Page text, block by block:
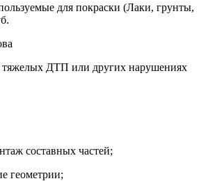
для покраски (Лаки, грунты,
тяжелых ДТП или других нарушениях
составных частей;
геометрии;